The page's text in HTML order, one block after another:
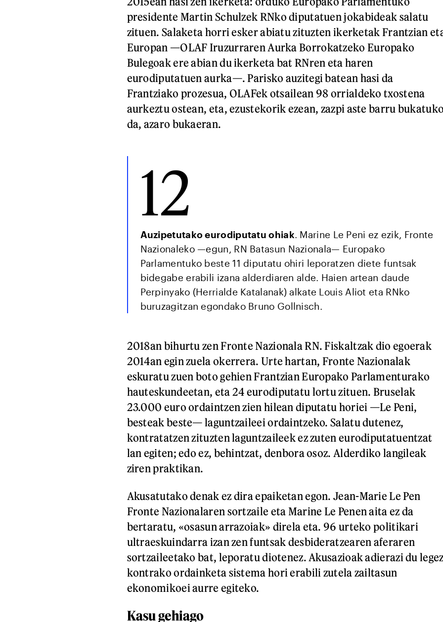
presidente Martin Schulzek RNko diputatuen jokabideak salatu
zituen. Salaketa horri esker abiatu zituzten ikerketak Frantzian
Europan —OLAF Iruzurraren Aurka Borrokatzeko Europako
Bulegoak ere abian du ikerketa bat RNren eta haren
eurodiputatuen aurka—. Parisko auzitegi batean hasi da
Frantziako prozesua, OLAFek otsailean 98 orrialdeko txostena
aurkeztu ostean, eta, ezustekorik ezean, zazpi aste barru
da, azaro bukaeran.
12
Auzipetutako eurodiputatu ohiak. Marine Le Peni ez ezik, Fronte
Nazionaleko —egun, RN Batasun Nazionala— Europako
Parlamentuko beste 11 diputatu ohiri leporatzen diete funtsak
bidegabe erabili izana alderdiaren alde. Haien artean daude
Perpinyako (Herrialde Katalanak) alkate Louis Aliot eta RNko
buruzagitzan egondako Bruno Gollnisch.
2018an bihurtu zen Fronte Nazionala RN. Fiskaltzak dio egoerak
2014an egin zuela okerrera. Urte hartan, Fronte Nazionalak
eskuratu zuen boto gehien Frantzian Europako Parlamenturako
hauteskundeetan, eta 24 eurodiputatu lortu zituen. Bruselak
23.000 euro ordaintzen zien hilean diputatu horiei —Le Peni,
besteak beste— laguntzaileei ordaintzeko. Salatu dutenez,
kontratatzen zituzten laguntzaileek ez zuten eurodiputatuentzat
lan egiten; edo ez, behintzat, denbora osoz. Alderdiko langileak
ziren praktikan.
Akusatutako denak ez dira epaiketan egon. Jean-Marie Le Pen
Fronte Nazionalaren sortzaile eta Marine Le Penen aita ez da
bertaratu, «osasun arrazoiak» direla eta. 96 urteko politikari
ultraeskuindarra izan zen funtsak desbideratzearen aferaren
sortzaileetako bat, leporatu diotenez. Akusazioak adierazi du
kontrako ordainketa sistema hori erabili zutela zailtasun
ekonomikoei aurre egiteko.
Kasu gehiago